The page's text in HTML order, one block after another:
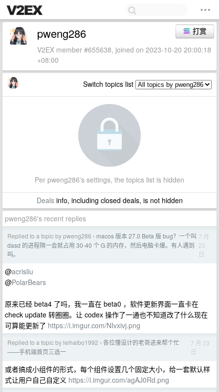
打赏
pweng286
V2EX member #655638, joined on 2023-10-20 20:00:18
+08:00
Switch topics list
Per pweng286's settings, the topics list is hidden
Dealsinfo, including closed deals, is not hidden
pweng286's recent replies
Replied to a topic by pweng286 › macos 版本 27.0 Beta 版 bug？一个叫
dasd 的进程隔一会就占用 30-40 个 G 的内存，然后电脑卡爆。有人遇到
吗。
7 月
23
日
@acrisliu
@PolarBears
原来已经 beta4 了吗，我一直在 beta0 ，软件更新界面一直卡在
check update 转圈圈。让 codex 操作了一通也不知道改了什么现在
可算能更新了 https://i.imgur.com/NIvxivj.png
Replied to a topic by leihaibo1992 › 各位懂设计的老哥进来帮个忙
——手机端首页三选一
7 月 23
日
或者搞成小组件的形式，每个组件设置几个固定大小，给一套默认样
式让用户自己自定义 https://i.imgur.com/agAJ0Rd.png